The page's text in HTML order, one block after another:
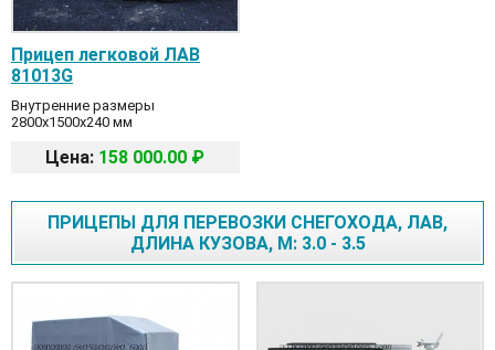
Прицеп легковой ЛАВ
81013G
Внутренние размеры
2800x1500x240 мм
Цена: 158 000.00 ₽
ПРИЦЕПЫ ДЛЯ ПЕРЕВОЗКИ СНЕГОХОДА, ЛАВ,
ДЛИНА КУЗОВА, М: 3.0 - 3.5